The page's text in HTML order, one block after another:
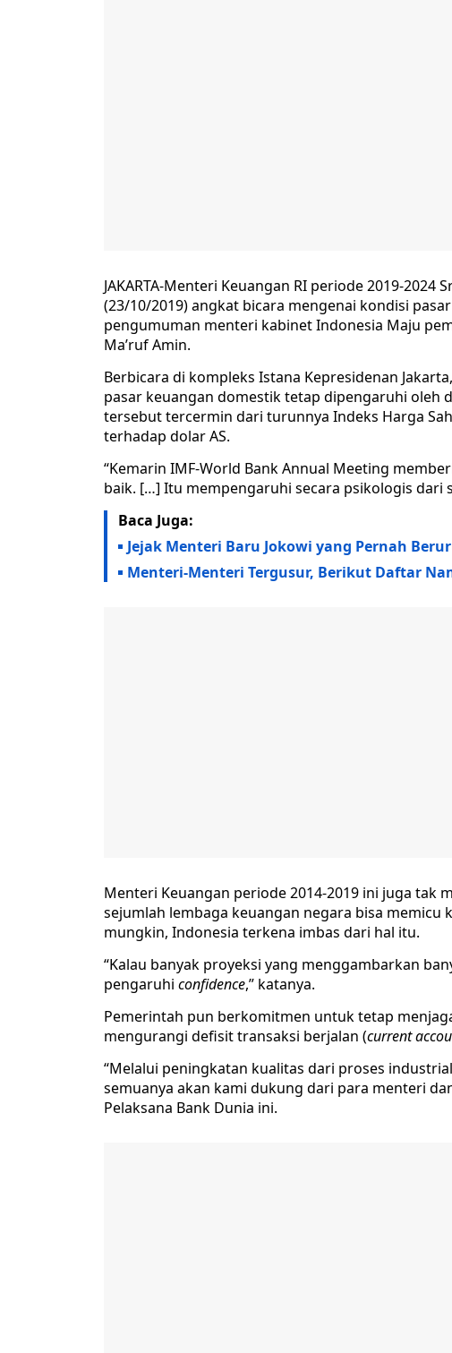
JAKARTA-Menteri Keuangan RI periode 2019-2024
(23/10/2019) angkat bicara mengenai kondisi
pengumuman menteri kabinet Indonesia Maju
Ma’ruf Amin.
Berbicara di kompleks Istana Kepresidenan
pasar keuangan domestik tetap dipengaruhi oleh
tersebut tercermin dari turunnya Indeks Harga
terhadap dolar AS.
“Kemarin IMF-World Bank Annual Meeting
baik. […] Itu mempengaruhi secara psikologis dari
Baca Juga:
Jejak Menteri Baru Jokowi yang Pernah
Menteri-Menteri Tergusur, Berikut Daftar
Menteri Keuangan periode 2014-2019 ini juga tak
sejumlah lembaga keuangan negara bisa
mungkin, Indonesia terkena imbas dari hal itu.
“Kalau banyak proyeksi yang menggambarkan
pengaruhi confidence,” katanya.
Pemerintah pun berkomitmen untuk tetap
mengurangi defisit transaksi berjalan (current
“Melalui peningkatan kualitas dari proses
semuanya akan kami dukung dari para menteri
Pelaksana Bank Dunia ini.